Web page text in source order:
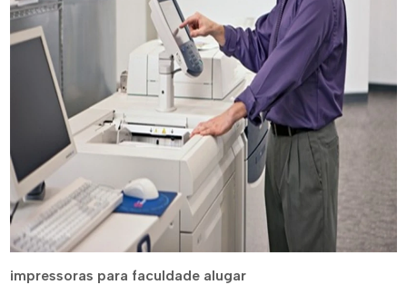
impressoras para faculdade alugar